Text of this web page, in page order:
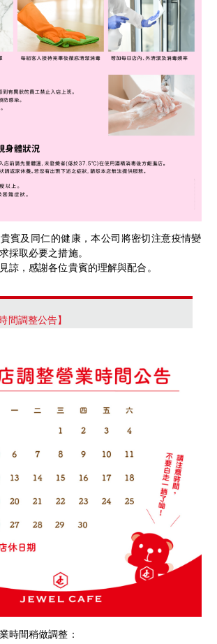
賓及同仁的健康，本公司將密切注意疫情變
採取必要之措施。
諒，感謝各位貴賓的理解與配合。
間調整公告】
時間稍做調整：